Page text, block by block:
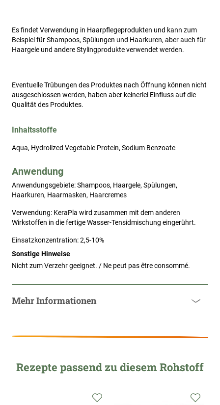
Es findet Verwendung in Haarpflegeprodukten und kann zum
Beispiel für Shampoos, Spülungen und Haarkuren, aber auch für
Haargele und andere Stylingprodukte verwendet werden.
Eventuelle Trübungen des Produktes nach Öffnung können nicht
ausgeschlossen werden, haben aber keinerlei Einfluss auf die
Qualität des Produktes.
Inhaltsstoffe
Aqua, Hydrolized Vegetable Protein, Sodium Benzoate
Anwendung
Anwendungsgebiete: Shampoos, Haargele, Spülungen,
Haarkuren, Haarmasken, Haarcremes
Verwendung: KeraPla wird zusammen mit dem anderen
Wirkstoffen in die fertige Wasser-Tensidmischung eingerührt.
Einsatzkonzentration: 2,5-10%
Sonstige Hinweise
Nicht zum Verzehr geeignet. / Ne peut pas être consommé.
Mehr Informationen
Rezepte passend zu diesem Rohstoff